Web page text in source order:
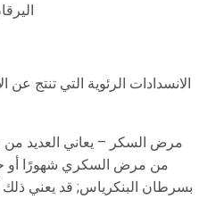
الانسدادات الرئوية التي تنتج عن
مرض السكر – يعاني العديد
من مرض السكري شهورًا أو
بسرطان البنكرياس; قد يعني